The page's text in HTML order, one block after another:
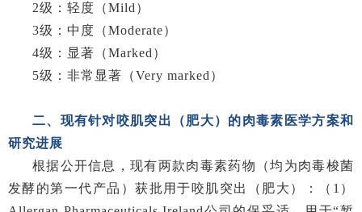
2级：轻度（Mild）
3级：中度（Moderate）
4级：显著（Marked）
5级：非常显著（Very marked）
二、现有针对咬肌突出（肥大）的肉毒素医学方案和
研究进展
根据公开信息，现有两款肉毒素药物（均为肉毒梭菌
发酵的第一代产品）获批用于咬肌突出（肥大）：（1）